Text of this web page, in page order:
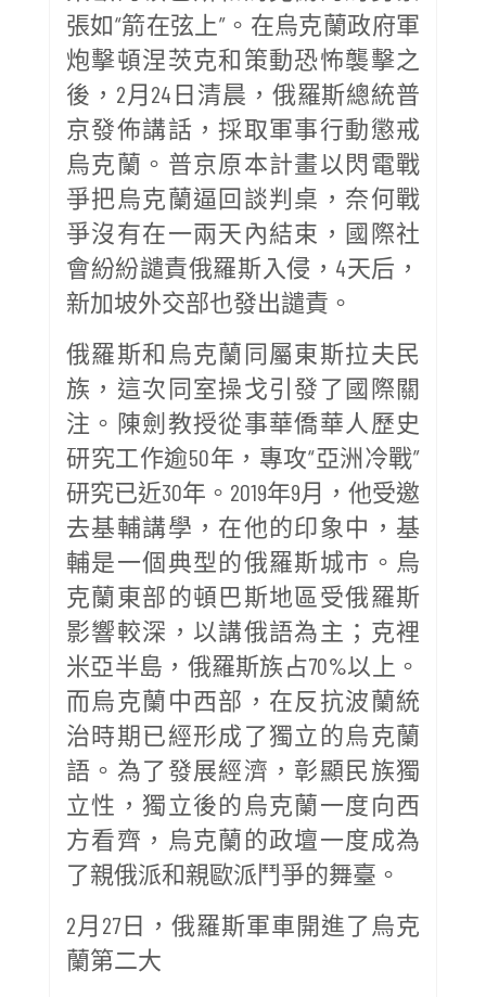
張如“箭在弦上”。在烏克蘭政府軍
炮擊頓涅茨克和策動恐怖襲擊之
後，2月24日清晨，俄羅斯總統普
京發佈講話，採取軍事行動懲戒
烏克蘭。普京原本計畫以閃電戰
爭把烏克蘭逼回談判桌，奈何戰
爭沒有在一兩天內結束，國際社
會紛紛譴責俄羅斯入侵，4天后，
新加坡外交部也發出譴責。
俄羅斯和烏克蘭同屬東斯拉夫民
族，這次同室操戈引發了國際關
注。陳劍教授從事華僑華人歷史
研究工作逾50年，專攻“亞洲冷戰”
研究已近30年。2019年9月，他受邀
去基輔講學，在他的印象中，基
輔是一個典型的俄羅斯城市。烏
克蘭東部的頓巴斯地區受俄羅斯
影響較深，以講俄語為主；克裡
米亞半島，俄羅斯族占70%以上。
而烏克蘭中西部，在反抗波蘭統
治時期已經形成了獨立的烏克蘭
語。為了發展經濟，彰顯民族獨
立性，獨立後的烏克蘭一度向西
方看齊，烏克蘭的政壇一度成為
了親俄派和親歐派鬥爭的舞臺。
2月27日，俄羅斯軍車開進了烏克
蘭第二大